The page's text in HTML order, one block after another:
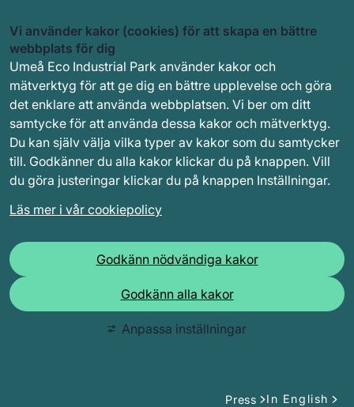
Vi använder kakor (cookies) för att skapa en bättre
webbplats för dig
Umeå Eco Industrial Park använder kakor och
mätverktyg för att ge dig en bättre upplevelse och göra
det enklare att använda webbplatsen. Vi ber om ditt
samtycke för att använda dessa kakor och mätverktyg.
Du kan själv välja vilka typer av kakor som du samtycker
till. Godkänner du alla kakor klickar du på knappen. Vill
du göra justeringar klickar du på knappen Inställningar.
Läs mer i vår cookiepolicy
Godkänn nödvändiga kakor
Godkänn alla kakor
Anpassa inställningar
Press In English